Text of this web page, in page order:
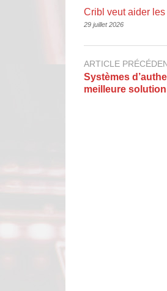
Cribl veut aider
29 juillet 2026
ARTICLE
Systèmes
meilleure solution